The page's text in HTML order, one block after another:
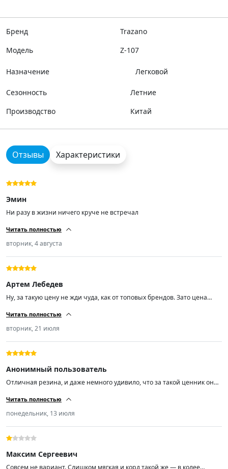
Бренд
Trazano
Модель
Z-107
Назначение Легковой
Сезонность
Летние
Производство
Китай
Отзывы Характеристики
Эмин
Ни разу в жизни ничего круче не встречал
Читать полностью
вторник, 4 августа
Артем Лебедев
Ну, за такую цену не жди чуда, как от топовых брендов. Зато цена
нашёл.
Читать полностью
вторник, 21 июля
Анонимный пользователь
Отличная резина, и даже немного удивило, что за такой ценник она
дождём держит дорогу отлично. Очень мягкая, не шумит. На солярис
встала как надо. Минусов пока не заметил.
Читать полностью
понедельник, 13 июля
Максим Сергеевич
Совсем не вариант. Слишком мягкая и корд такой же — в колее